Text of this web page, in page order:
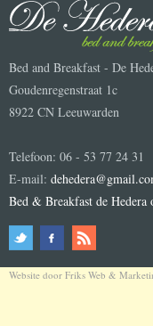
Bed and Breakfast - De
Goudenregenstraat 1c
8922 CN Leeuwarden
Telefoon: 06 - 53 77 24 31
E-mail:
Bed & Breakfast de Hedera
Website door Friks Web &